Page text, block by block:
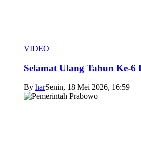
VIDEO
Selamat Ulang Tahun Ke-6
By harSenin, 18 Mei 2026, 16:59